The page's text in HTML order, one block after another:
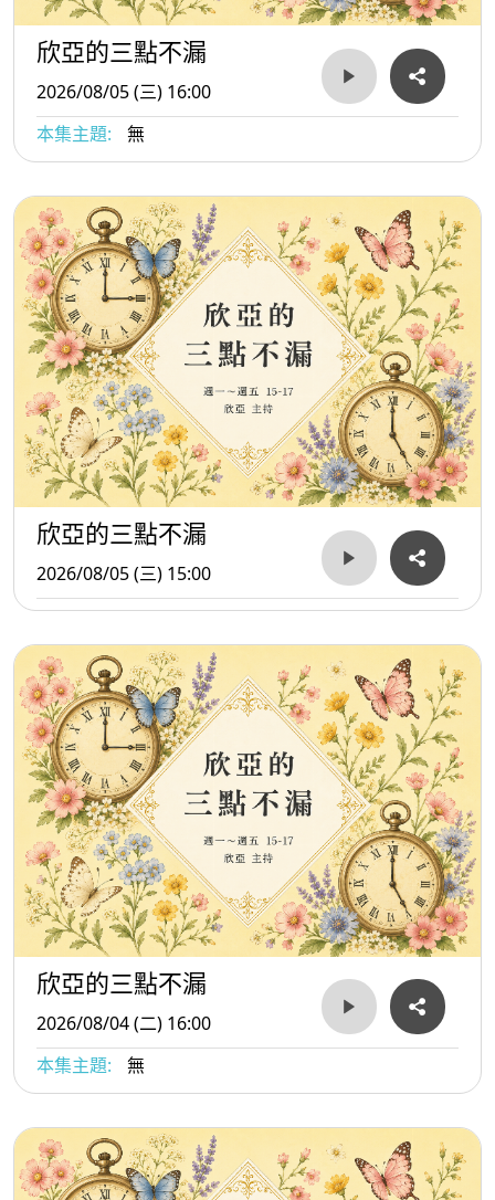
欣亞的三點不漏
2026/08/05 (三) 16:00
本集主題:
無
欣亞的三點不漏
2026/08/05 (三) 15:00
欣亞的三點不漏
2026/08/04 (二) 16:00
本集主題:
無